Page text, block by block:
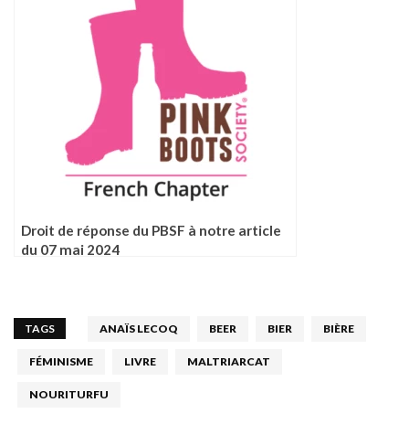
Droit de réponse du PBSF à notre article
du 07 mai 2024
TAGS ANAÏS LECOQ BEER BIER BIÈRE
FÉMINISME LIVRE MALTRIARCAT
NOURITURFU